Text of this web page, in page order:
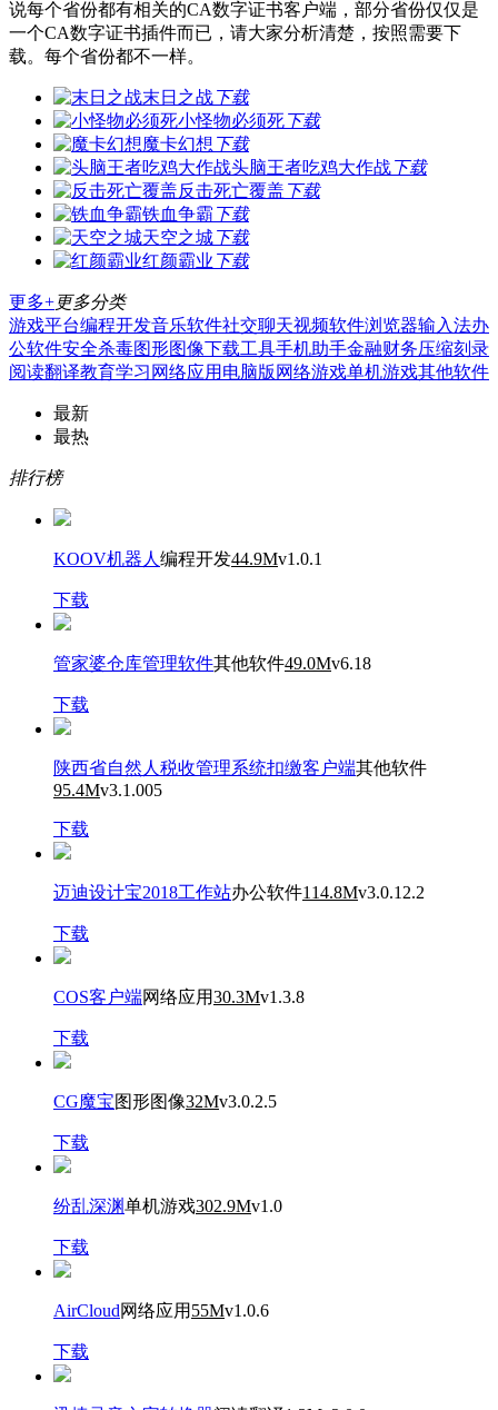
说每个省份都有相关的CA数字证书客户端，部分省份仅仅是
一个CA数字证书插件而已，请大家分析清楚，按照需要下
载。每个省份都不一样。
末日之战下载
小怪物必须死下载
魔卡幻想 下载
头脑王者吃鸡大作战下载
反击死亡覆盖 下载
铁血争霸 下载
天空之城下载
红颜霸业 下载
更多+更多分类
游戏平台编程开发音乐软件社交聊天视频软件浏览器输入法办
公软件安全杀毒图形图像下载工具手机助手金融财务压缩刻录
阅读翻译教育学习 网络应用 电脑版 网络游戏单机游戏其他软件
最新
最热
排行榜
KOOV机器人 编程开发44.9Mv1.0.1
下载
管家婆仓库管理软件其他软件49.0Mv6.18
下载
陕西省自然人税收管理系统扣缴客户端其他软件
95.4Mv3.1.005
下载
迈迪设计宝2018工作站办公软件114.8Mv3.0.12.2
下载
COS客户端网络应用30.3Mv1.3.8
下载
CG魔宝图形图像32Mv3.0.2.5
下载
纷乱深渊单机游戏302.9Mv1.0
下载
AirCloud网络应用 55Mv1.0.6
下载